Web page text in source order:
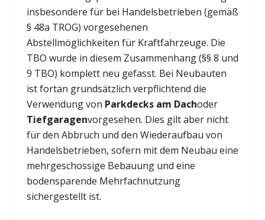
insbesondere für bei Handelsbetrieben (gemäß
§ 48a TROG) vorgesehenen
Abstellmöglichkeiten für Kraftfahrzeuge. Die
TBO wurde in diesem Zusammenhang (§§ 8 und
9 TBO) komplett neu gefasst. Bei Neubauten
ist fortan grundsätzlich verpflichtend die
Verwendung von Parkdecks am Dachoder
Tiefgaragenvorgesehen. Dies gilt aber nicht
für den Abbruch und den Wiederaufbau von
Handelsbetrieben, sofern mit dem Neubau eine
mehrgeschossige Bebauung und eine
bodensparende Mehrfachnutzung
sichergestellt ist.